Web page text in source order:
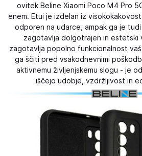
ovitek Beline Xiaomi Poco M4 Pro
enem. Etui je izdelan iz
odporen na udarce, ampak ga je
zagotavlja dolgotrajen in estetski
zagotavlja popolno funkcionalnost
ga ščiti pred vsakodnevnimi
aktivnemu življenjskemu slogu - je
iščejo udobje, vzdržljivost in